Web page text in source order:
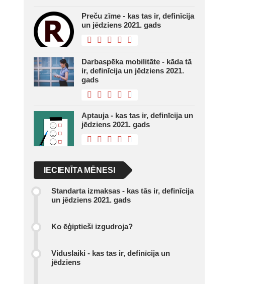
Preču zīme - kas tas ir, definīcija
un jēdziens 2021. gads
Darbaspēka mobilitāte - kāda tā
ir, definīcija un jēdziens 2021.
gads
Aptauja - kas tas ir, definīcija un
jēdziens 2021. gads
IECIENĪTA MĒNESI
Standarta izmaksas - kas tās ir, definīcija
un jēdziens 2021. gads
Ko ēģiptieši izgudroja?
Viduslaiki - kas tas ir, definīcija un
jēdziens